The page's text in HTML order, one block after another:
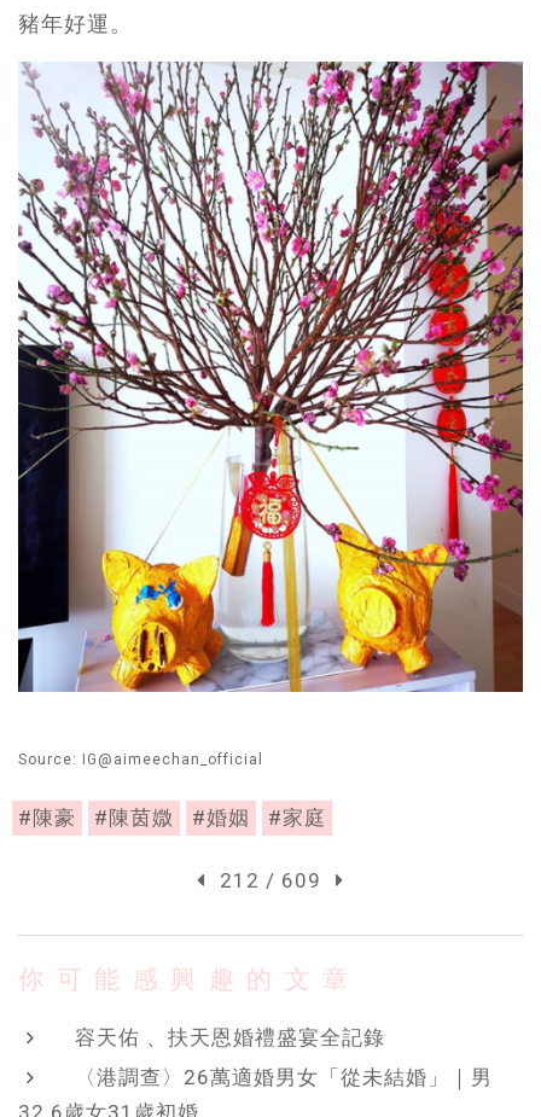
豬年好運。
Source: IG@aimeechan_official
#陳豪 #陳茵媺 #婚姻 #家庭
212 / 609
你可能感興趣的文章
容天佑 、扶天恩婚禮盛宴全記錄
〈港調查〉26萬適婚男女「從未結婚」｜男
32.6歲女31歲初婚